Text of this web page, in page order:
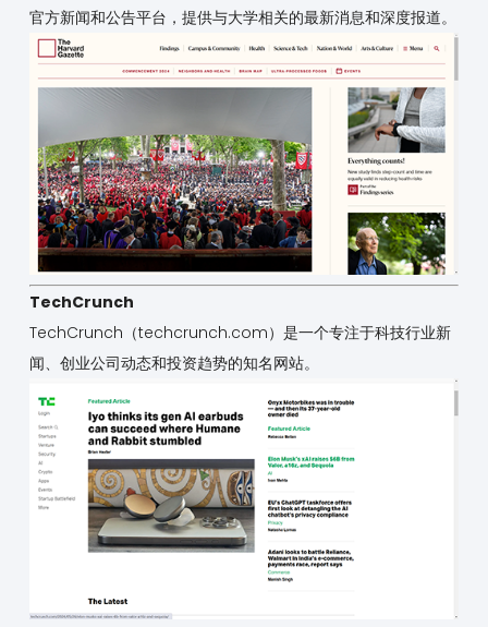
官方新闻和公告平台，提供与大学相关的最新消息和深度报道。
TechCrunch
TechCrunch（techcrunch.com）是一个专注于科技行业新
闻、创业公司动态和投资趋势的知名网站。